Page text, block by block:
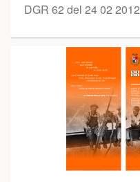
DGR 62 del 24 02 2012